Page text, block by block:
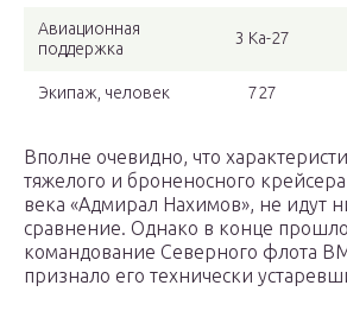
Авиационная
поддержка
3 Ка-27
Экипаж, человек 727
Вполне очевидно, что
тяжелого и броненосного
века «Адмирал Нахимов», не идут
сравнение. Однако в конце
командование Северного флота
признало его технически